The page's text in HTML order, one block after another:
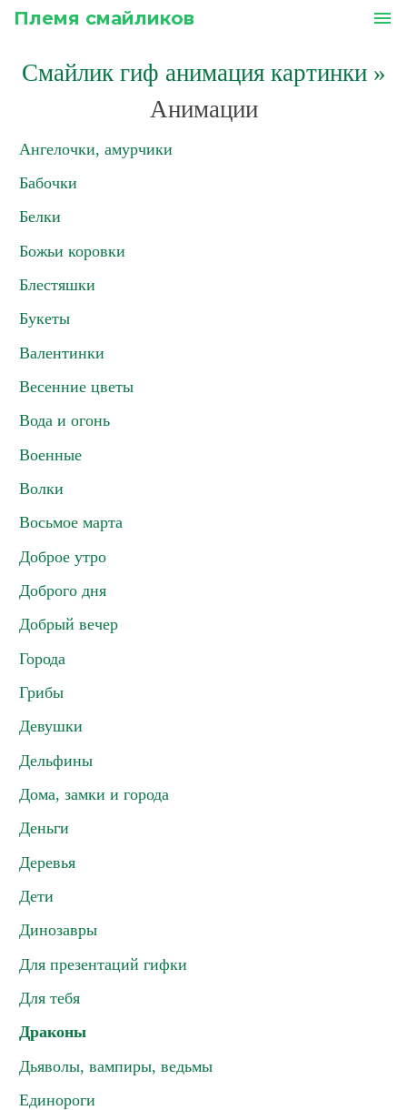
Племя смайликов menu
Смайлик гиф анимация картинки»
Анимации
Ангелочки, амурчики
Бабочки
Белки
Божьи коровки
Блестяшки
Букеты
Валентинки
Весенние цветы
Вода и огонь
Военные
Волки
Восьмое марта
Доброе утро
Доброго дня
Добрый вечер
Города
Грибы
Девушки
Дельфины
Дома, замки и города
Деньги
Деревья
Дети
Динозавры
Для презентаций гифки
Для тебя
Драконы
Дьяволы, вампиры, ведьмы
Единороги